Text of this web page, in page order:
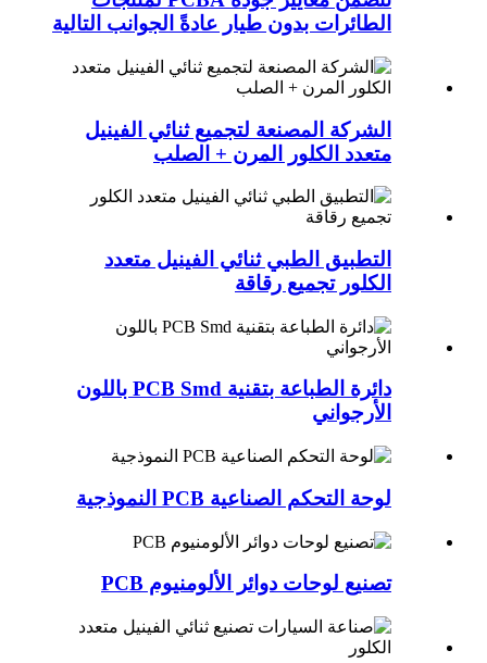
الطائرات بدون طيار عادةً الجوانب التالية
الشركة المصنعة لتجميع ثنائي الفينيل
متعدد الكلور المرن + الصلب
التطبيق الطبي ثنائي الفينيل متعدد
الكلور تجميع رقاقة
دائرة الطباعة بتقنية PCB Smd باللون
الأرجواني
لوحة التحكم الصناعية PCB النموذجية
تصنيع لوحات دوائر الألومنيوم PCB